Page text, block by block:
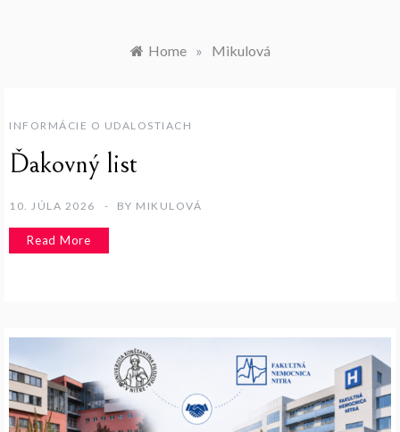
Home » Mikulová
INFORMÁCIE O UDALOSTIACH
Ďakovný list
10. JÚLA 2026 BY MIKULOVÁ
Read More